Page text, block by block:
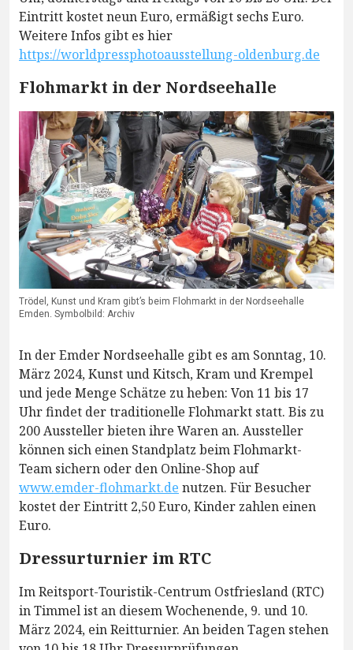
Eintritt kostet neun Euro, ermäßigt sechs Euro.
Weitere Infos gibt es hier
https://worldpressphotoausstellung-oldenburg.de
Flohmarkt in der Nordseehalle
Trödel, Kunst und Kram gibt’s beim Flohmarkt in der Nordseehalle
Emden. Symbolbild: Archiv
In der Emder Nordseehalle gibt es am Sonntag, 10.
März 2024, Kunst und Kitsch, Kram und Krempel
und jede Menge Schätze zu heben: Von 11 bis 17
Uhr findet der traditionelle Flohmarkt statt. Bis zu
200 Aussteller bieten ihre Waren an. Aussteller
können sich einen Standplatz beim Flohmarkt-
Team sichern oder den Online-Shop auf
www.emder-flohmarkt.de nutzen. Für Besucher
kostet der Eintritt 2,50 Euro, Kinder zahlen einen
Euro.
Dressurturnier im RTC
Im Reitsport-Touristik-Centrum Ostfriesland (RTC)
in Timmel ist an diesem Wochenende, 9. und 10.
März 2024, ein Reitturnier. An beiden Tagen stehen